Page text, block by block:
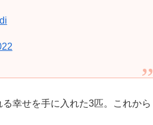
幸せを手に入れた3匹。これから